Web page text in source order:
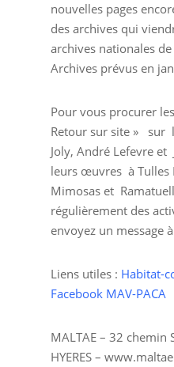
nouvelles pages
des archives qui
archives nationales
Archives prévus en
Pour vous procurer
Retour sur site » sur
Joly, André Lefevre
leurs œuvres à Tulles
Mimosas et
régulièrement des
envoyez un message à
Liens utiles : Habitat-
Facebook MAV-PACA
MALTAE – 32 chemin
HYERES –